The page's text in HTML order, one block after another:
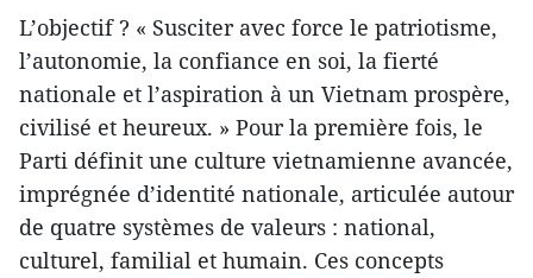
L’objectif ? « Susciter avec force le patriotisme,
l’autonomie, la confiance en soi, la fierté
nationale et l’aspiration à un Vietnam prospère,
civilisé et heureux. » Pour la première fois, le
Parti définit une culture vietnamienne avancée,
imprégnée d’identité nationale, articulée autour
de quatre systèmes de valeurs : national,
culturel, familial et humain. Ces concepts